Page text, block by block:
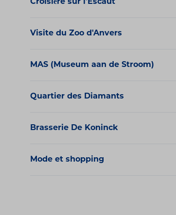
Croisière sur l'Escaut
Visite du Zoo d'Anvers
MAS (Museum aan de Stroom)
Quartier des Diamants
Brasserie De Koninck
Mode et shopping